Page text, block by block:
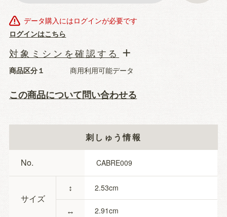
データ購入にはログインが必要です
ログインはこちら
商品区分１ 商用利用可能データ
この商品について問い合わせる
対象ミシンを確認する
刺しゅう情報
No. CABRE009
サイズ
↕
↔
2.53
2.91